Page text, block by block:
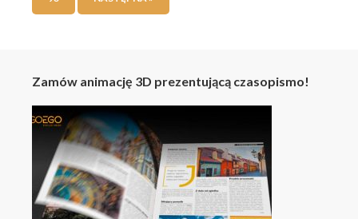
Zamów animację 3D prezentującą czasopismo!